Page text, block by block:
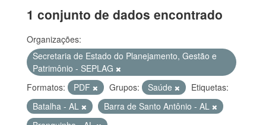
1 conjunto de dados encontrado
Organizações:
Secretaria de Estado do Planejamento, Gestão e
Patrimônio - SEPLAG
Formatos:
PDF Grupos: Saúde
Etiquetas:
Batalha - AL
Barra de Santo Antônio - AL